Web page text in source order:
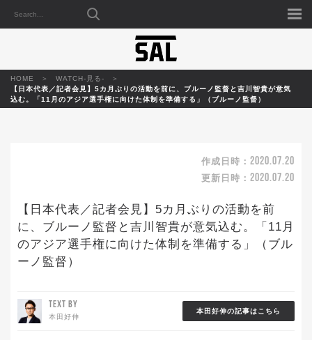
HOME
WATCH-見る-
【日本代表／記者会見】5カ月ぶりの活動を前に、ブルーノ監督と吉川智貴が意気
込む。「11月のアジア選手権に向けた体制を準備する」（ブルーノ監督）
作成日時： 2020.07.20
更新日時： 2020.07.20
【日本代表／記者会見】5カ月ぶりの活動を前
に、ブルーノ監督と吉川智貴が意気込む。「11月
のアジア選手権に向けた体制を準備する」（ブル
ーノ監督）
TEXT BY
本田好伸
本田好伸の記事はこちら